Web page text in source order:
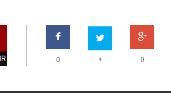
0 + 0